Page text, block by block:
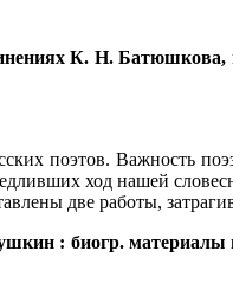
К. Н.
поэтов. Важность
ход нашей
две работы,
: биогр. материалы